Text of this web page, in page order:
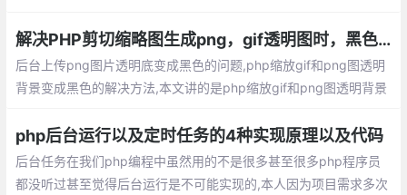
是对于定时任务这一块怎么使用都不行。
解决PHP剪切缩略图生成png，gif透明图时，黑色背景问题
后台上传png图片透明底变成黑色的问题,php缩放gif和png图透明
背景变成黑色的解决方法,本文讲的是php缩放gif和png图透明背景
pymerge
php后台运行以及定时任务的4种实现原理以及代码
后台任务在我们php编程中虽然用的不是很多甚至很多php程序员
都没听过甚至觉得后台运行是不可能实现的,本人因为项目需求多次